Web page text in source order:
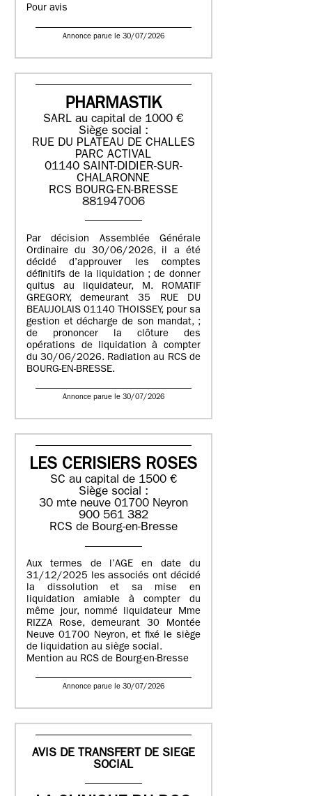
Pour avis
Annonce parue le 30/07/2026
PHARMASTIK
SARL au capital de 1000 €
Siège social :
RUE DU PLATEAU DE CHALLES
PARC ACTIVAL
01140 SAINT-DIDIER-SUR-
CHALARONNE
RCS BOURG-EN-BRESSE
881947006
Par décision Assemblée Générale
Ordinaire du 30/06/2026, il a été
décidé d’approuver les comptes
définitifs de la liquidation ; de donner
quitus au liquidateur, M. ROMATIF
GREGORY, demeurant 35 RUE DU
BEAUJOLAIS 01140 THOISSEY, pour sa
gestion et décharge de son mandat, ;
de prononcer la clôture des
opérations de liquidation à compter
du 30/06/2026. Radiation au RCS de
BOURG-EN-BRESSE.
Annonce parue le 30/07/2026
LES CERISIERS ROSES
SC au capital de 1500 €
Siège social :
30 mte neuve 01700 Neyron
900 561 382
RCS de Bourg-en-Bresse
Aux termes de l’AGE en date du
31/12/2025 les associés ont décidé
la dissolution et sa mise en
liquidation amiable à compter du
même jour, nommé liquidateur Mme
RIZZA Rose, demeurant 30 Montée
Neuve 01700 Neyron, et fixé le siège
de liquidation au siège social.
Mention au RCS de Bourg-en-Bresse
Annonce parue le 30/07/2026
AVIS DE TRANSFERT DE SIEGE
SOCIAL